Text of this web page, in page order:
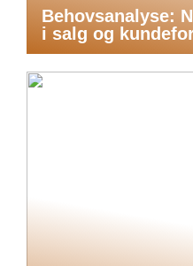
Behovsanalyse:
i salg og